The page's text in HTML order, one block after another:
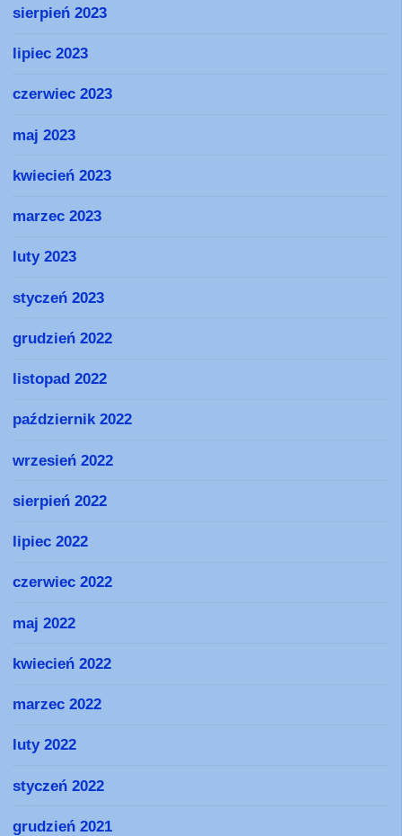
sierpień 2023
lipiec 2023
czerwiec 2023
maj 2023
kwiecień 2023
marzec 2023
luty 2023
styczeń 2023
grudzień 2022
listopad 2022
październik 2022
wrzesień 2022
sierpień 2022
lipiec 2022
czerwiec 2022
maj 2022
kwiecień 2022
marzec 2022
luty 2022
styczeń 2022
grudzień 2021